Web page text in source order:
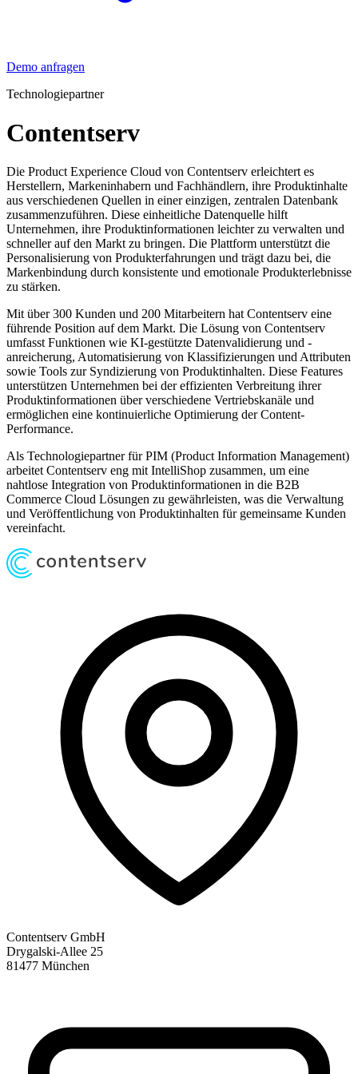
Demo anfragen
Technologiepartner
Contentserv
Die Product Experience Cloud von Contentserv erleichtert es
Herstellern, Markeninhabern und Fachhändlern, ihre Produktinhalte
aus verschiedenen Quellen in einer einzigen, zentralen Datenbank
zusammenzuführen. Diese einheitliche Datenquelle hilft
Unternehmen, ihre Produktinformationen leichter zu verwalten und
schneller auf den Markt zu bringen. Die Plattform unterstützt die
Personalisierung von Produkterfahrungen und trägt dazu bei, die
Markenbindung durch konsistente und emotionale Produkterlebnisse
zu stärken.
Mit über 300 Kunden und 200 Mitarbeitern hat Contentserv eine
führende Position auf dem Markt. Die Lösung von Contentserv
umfasst Funktionen wie KI-gestützte Datenvalidierung und -
anreicherung, Automatisierung von Klassifizierungen und Attributen
sowie Tools zur Syndizierung von Produktinhalten. Diese Features
unterstützen Unternehmen bei der effizienten Verbreitung ihrer
Produktinformationen über verschiedene Vertriebskanäle und
ermöglichen eine kontinuierliche Optimierung der Content-
Performance.
Als Technologiepartner für PIM (Product Information Management)
arbeitet Contentserv eng mit IntelliShop zusammen, um eine
nahtlose Integration von Produktinformationen in die B2B
Commerce Cloud Lösungen zu gewährleisten, was die Verwaltung
und Veröffentlichung von Produktinhalten für gemeinsame Kunden
vereinfacht.
Contentserv GmbH
Drygalski-Allee 25
81477 München